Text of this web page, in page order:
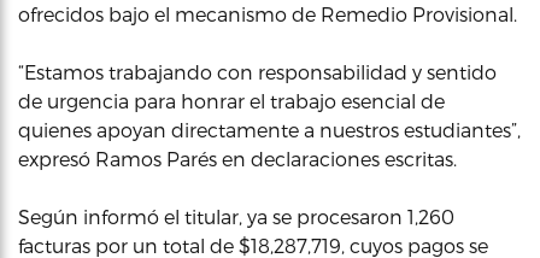
ofrecidos bajo el mecanismo de Remedio Provisional.
“Estamos trabajando con responsabilidad y sentido
de urgencia para honrar el trabajo esencial de
quienes apoyan directamente a nuestros estudiantes”,
expresó Ramos Parés en declaraciones escritas.
Según informó el titular, ya se procesaron 1,260
facturas por un total de $18,287,719, cuyos pagos se